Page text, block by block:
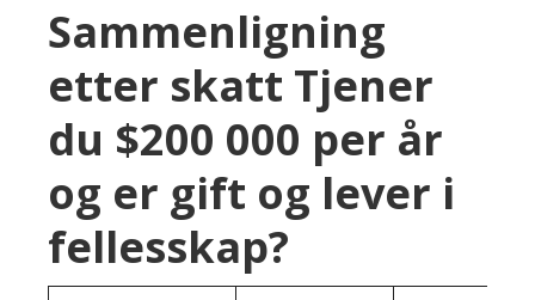
Sammenligning
etter skatt Tjener
du $200 000 per år
og er gift og lever i
fellesskap?